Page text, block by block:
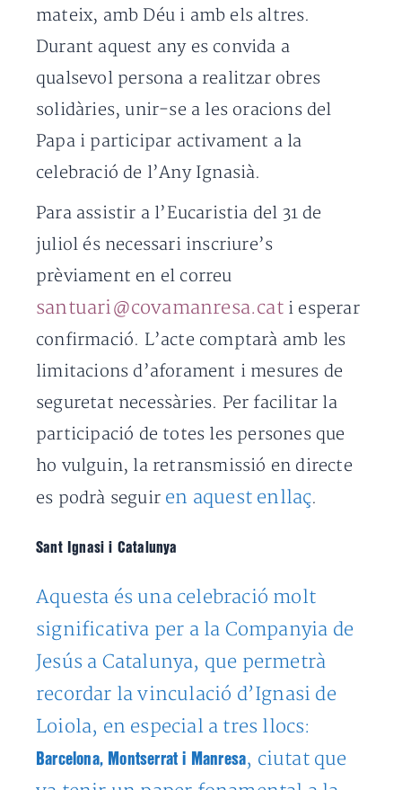
mateix, amb Déu i amb els altres.
Durant aquest any es convida a
qualsevol persona a realitzar obres
solidàries, unir-se a les oracions del
Papa i participar activament a la
celebració de l’Any Ignasià.
Para assistir a l’Eucaristia del 31 de
juliol és necessari inscriure’s
prèviament en el correu
santuari@covamanresa.cati esperar
confirmació. L’acte comptarà amb les
limitacions d’aforament i mesures de
seguretat necessàries. Per facilitar la
participació de totes les persones que
ho vulguin, la retransmissió en directe
es podrà seguir en aquest enllaç.
Sant Ignasi i Catalunya
Aquesta és una celebració molt
significativa per a la Companyia de
Jesús a Catalunya, que permetrà
recordar la vinculació d’Ignasi de
Loiola, en especial a tres llocs:
Barcelona, Montserrat i Manresa, ciutat que